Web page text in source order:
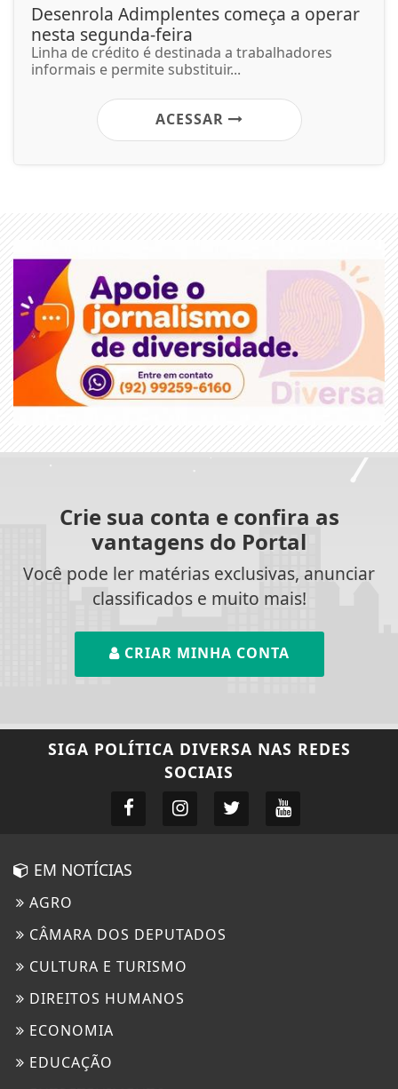
Desenrola Adimplentes começa a operar
nesta segunda-feira
Linha de crédito é destinada a trabalhadores
informais e permite substituir...
ACESSAR
Crie sua conta e confira as
vantagens do Portal
Você pode ler matérias exclusivas, anunciar
classificados e muito mais!
CRIAR MINHA CONTA
SIGA POLÍTICA DIVERSA NAS REDES
SOCIAIS
EM NOTÍCIAS
AGRO
CÂMARA DOS DEPUTADOS
CULTURA E TURISMO
DIREITOS HUMANOS
ECONOMIA
EDUCAÇÃO